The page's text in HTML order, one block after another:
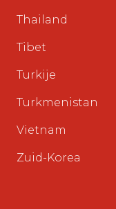
Thailand
Tibet
Turkije
Turkmenistan
Vietnam
Zuid-Korea